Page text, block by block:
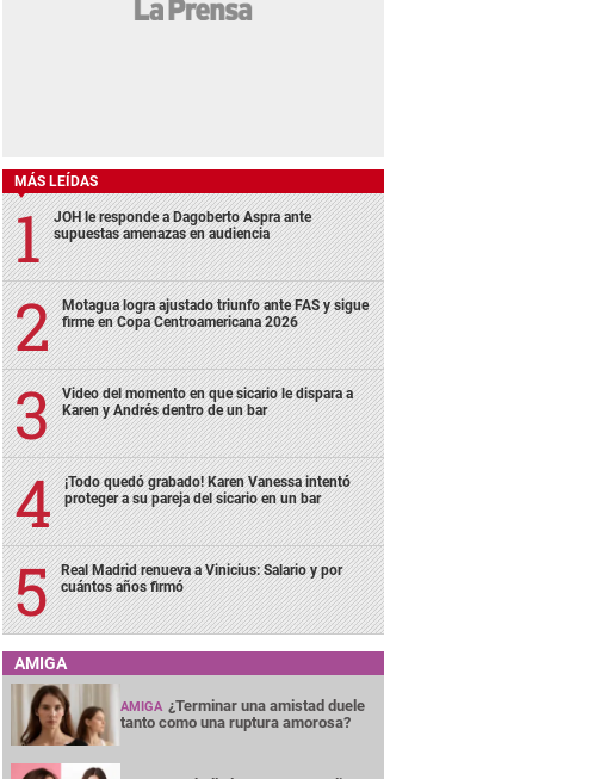
MÁS LEÍDAS
JOH le responde a Dagoberto Aspra ante
supuestas amenazas en audiencia
Motagua logra ajustado triunfo ante FAS y sigue
firme en Copa Centroamericana 2026
Video del momento en que sicario le dispara a
Karen y Andrés dentro de un bar
¡Todo quedó grabado! Karen Vanessa intentó
proteger a su pareja del sicario en un bar
Real Madrid renueva a Vinicius: Salario y por
cuántos años firmó
AMIGA
AMIGA ¿Terminar una amistad duele
tanto como una ruptura amorosa?